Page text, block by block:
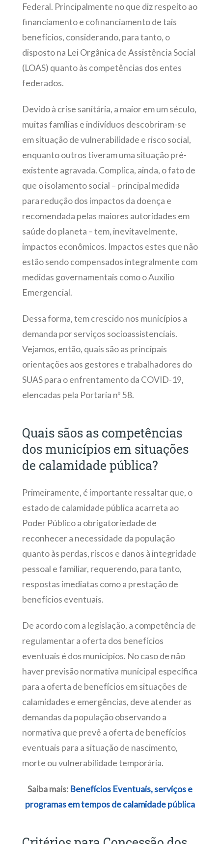
Federal. Principalmente no que diz respeito ao
financiamento e cofinanciamento de tais
benefícios, considerando, para tanto, o
disposto na Lei Orgânica de Assistência Social
(LOAS) quanto às competências dos entes
federados.
Devido à crise sanitária, a maior em um século,
muitas famílias e indivíduos descobriram-se
em situação de vulnerabilidade e risco social,
enquanto outros tiveram uma situação pré-
existente agravada. Complica, ainda, o fato de
que o isolamento social – principal medida
para redução dos impactos da doença e
recomendada pelas maiores autoridades em
saúde do planeta – tem, inevitavelmente,
impactos econômicos. Impactos estes que não
estão sendo compensados integralmente com
medidas governamentais como o Auxílio
Emergencial.
Dessa forma, tem crescido nos municípios a
demanda por serviços socioassistenciais.
Vejamos, então, quais são as principais
orientações aos gestores e trabalhadores do
SUAS para o enfrentamento da COVID-19,
elencadas pela Portaria nº 58.
Quais sãos as competências
dos municípios em situações
de calamidade pública?
Primeiramente, é importante ressaltar que, o
estado de calamidade pública acarreta ao
Poder Público a obrigatoriedade de
reconhecer a necessidade da população
quanto às perdas, riscos e danos à integridade
pessoal e familiar, requerendo, para tanto,
respostas imediatas como a prestação de
benefícios eventuais.
De acordo com a legislação, a competência de
regulamentar a oferta dos benefícios
eventuais é dos municípios. No caso de não
haver previsão normativa municipal específica
para a oferta de benefícios em situações de
calamidades e emergências, deve atender as
demandas da população observando a
normativa que prevê a oferta de benefícios
eventuais para a situação de nascimento,
morte ou vulnerabilidade temporária.
Saiba mais: Benefícios Eventuais, serviços e
programas em tempos de calamidade pública